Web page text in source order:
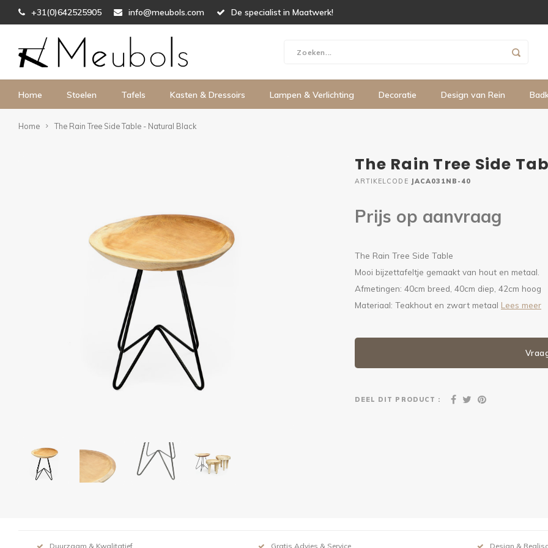
+31(0)642525905 info@meubols.com De specialist in Maatwerk!
Home Stoelen Tafels Kasten & Dressoirs Lampen & Verlichting Decoratie Design van Rein
Home The Rain Tree Side Table - Natural Black
The Rain Tree Side
ARTIKELCODE JACA031NB-40
Prijs op aanvraag
The Rain Tree Side Table
Mooi bijzettafeltje gemaakt van hout en metaal.
Afmetingen: 40cm breed, 40cm diep, 42cm hoog
Materiaal: Teakhout en zwart metaal Lees meer
DEEL DIT PRODUCT :
Duurzaam & Kwalitatief Gratis Advies & Service Design &